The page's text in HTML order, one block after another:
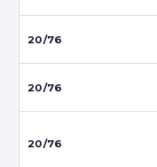
20/76
20/76
20/76